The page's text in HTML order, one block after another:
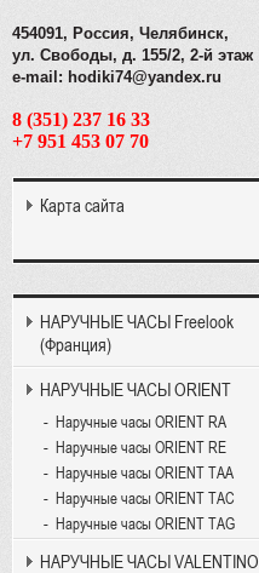
454091, Россия, Челябинск,
ул. Свободы, д. 155/2, 2-й этаж
e-mail: hodiki74@yandex.ru
8 (351) 237 16 33
+7 951 453 07 70
Карта сайта
НАРУЧНЫЕ ЧАСЫ Freelook
(Франция)
НАРУЧНЫЕ ЧАСЫ ORIENT
Наручные часы ORIENT RA
Наручные часы ORIENT RE
Наручные часы ORIENT TAA
Наручные часы ORIENT TAC
Наручные часы ORIENT TAG
НАРУЧНЫЕ ЧАСЫ VALENTINO